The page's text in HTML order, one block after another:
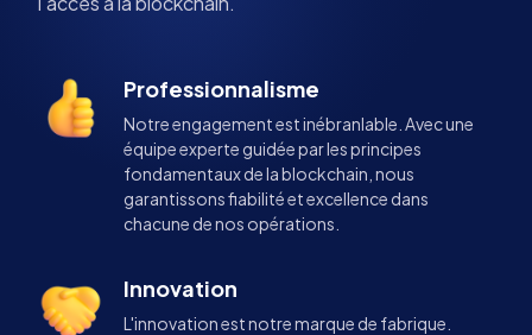
Professionnalisme
Notre engagement est inébranlable. Avec une
équipe experte guidée par les principes
fondamentaux de la blockchain, nous
garantissons fiabilité et excellence dans
chacune de nos opérations.
Innovation
L'innovation est notre marque de fabrique.